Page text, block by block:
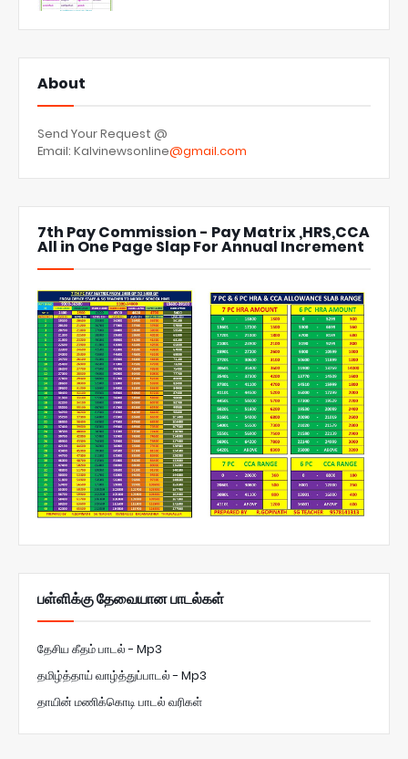
About
Send Your Request @
Email: Kalvinewsonline@gmail.com
7th Pay Commission - Pay Matrix ,HRS,CCA
All in One Page Slap For Annual Increment
பள்ளிக்கு தேவையான பாடல்கள்
தேசிய கீதம் பாடல் - Mp3
தமிழ்த்தாய் வாழ்த்துப்பாடல் - Mp3
தாயின் மணிக்கொடி பாடல் வரிகள்